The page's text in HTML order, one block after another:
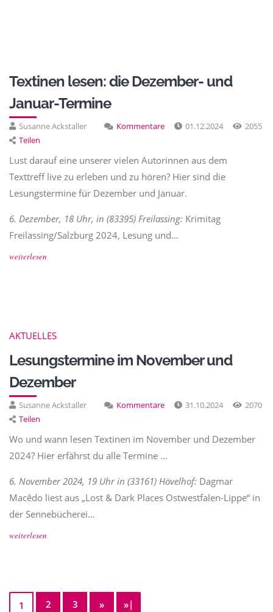
Textinen lesen: die Dezember- und
Januar-Termine
Susanne Ackstaller Kommentare 01.12.2024
2055
Teilen
Lust darauf eine unserer vielen Autorinnen aus dem
Texttreff live zu erleben und zu hören? Hier sind die
Lesungstermine für Dezember und Januar.
6. Dezember, 18 Uhr, in (83395) Freilassing: Krimitag
Freilassing/Salzburg 2024, Lesung und…
weiterlesen
AKTUELLES
Lesungstermine im November und
Dezember
Susanne Ackstaller Kommentare 31.10.2024
2070
Teilen
Wo und wann lesen Textinen im November und Dezember
2024? Hier erfährst du alle Termine ...
6. November 2024, 19 Uhr in (33161) Hövelhof: Dagmar
Macêdo liest aus „Lost & Dark Places Ostwestfalen-Lippe“ in
der Sennebücherei…
weiterlesen
1 2 3 » »|